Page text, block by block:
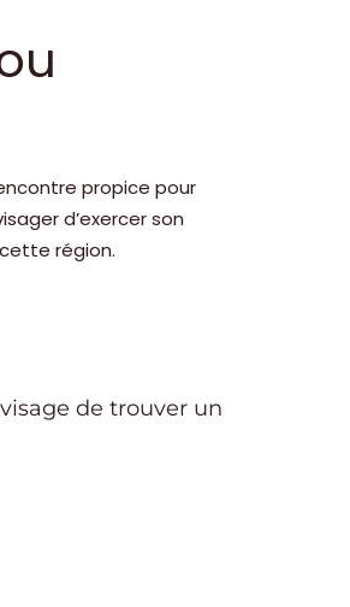
propice pour
d’exercer son
région.
de trouver un